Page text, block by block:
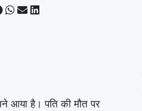
आया है। पति की मौत पर